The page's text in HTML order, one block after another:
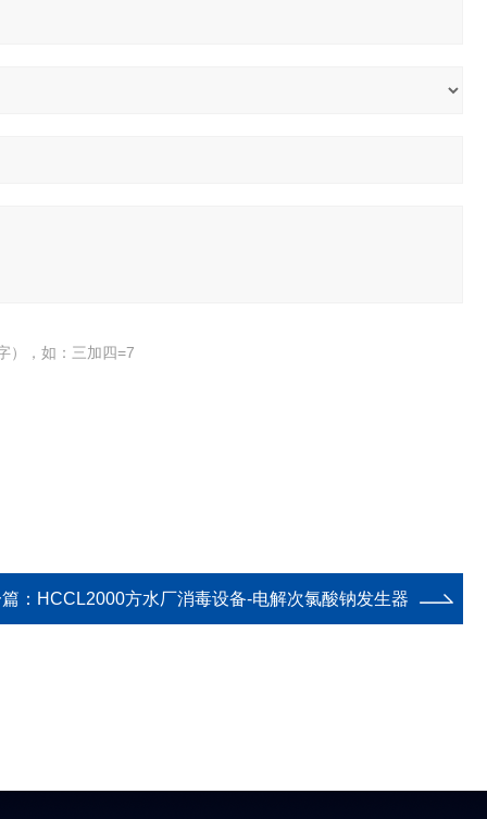
），如：三加四=7
： HCCL2000方水厂消毒设备-电解次氯酸钠发生器